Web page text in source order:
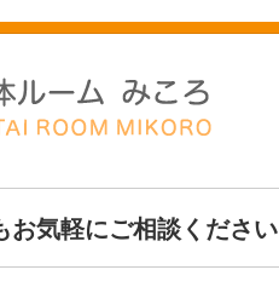
お気軽にご相談ください